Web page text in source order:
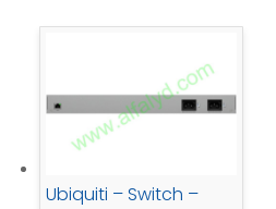
Ubiquiti – Switch –